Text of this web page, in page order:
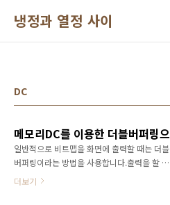
냉정과 열정 사이
DC
일반적으로 비트맵을 화면에 출력할 때는 더블
버퍼링이라는 방법을 사용합니다.출력을 할 때
바로 화면에 출력하는 것이 아닌 메모리에 먼저
더보기